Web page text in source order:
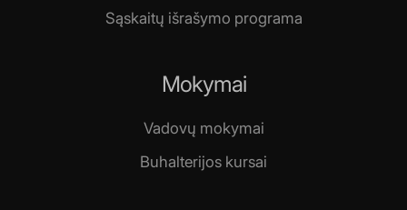
Sąskaitų išrašymo programa
Mokymai
Vadovų mokymai
Buhalterijos kursai